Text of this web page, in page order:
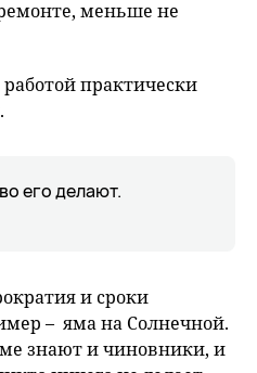
меньше не
практически
его делают.
и сроки
– яма на Солнечной.
знают и чиновники, и